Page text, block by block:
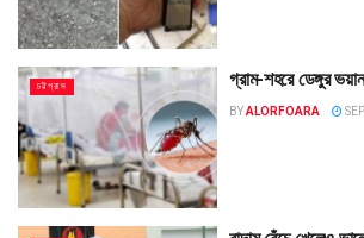
চট্টগ্রাম গ্রাম-শহরে ডেঙ্গুর
BYALORFOARA